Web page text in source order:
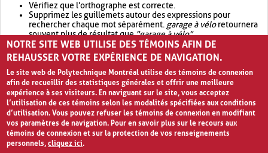
Vérifiez que l'orthographe est correcte.
Supprimez les guillemets autour des expressions pour
rechercher chaque mot séparément. garage à véloretournera
souvent plus de résultat que"garage à vélo".
Envisagez d'élargir votre recherche avec OR.garage OR vélo
retournera souvent plus de résultat quegarage à vélo
NOTRE SITE WEB UTILISE DES TÉMOINS AFIN DE
REHAUSSER VOTRE EXPÉRIENCE DE NAVIGATION.
Le site web de Polytechnique Montréal utilise des témoins de connexion
afin de recueillir des statistiques générales et offrir une meilleure
expérience à ses visiteurs. En naviguant sur le site, vous acceptez
l’utilisation de ces témoins selon les modalités spécifiées aux conditions
d’utilisation. Vous pouvez refuser les témoins de connexion en modifiant
vos paramètres de navigation. Pour en savoir plus sur le recours aux
témoins de connexion et sur la protection de vos renseignements
personnels,cliquez ici.